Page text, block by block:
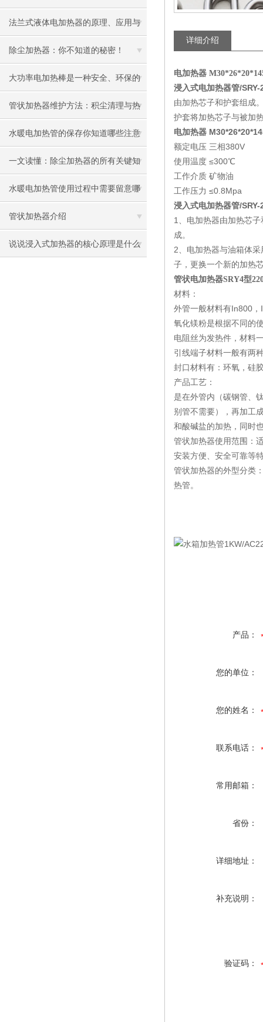
法兰式液体电加热器的原理、应用与
优势
除尘加热器：你不知道的秘密！
大功率电加热棒是一种安全、环保的
加热设备
管状加热器维护方法：积尘清理与热
效率提升技巧
水暖电加热管的保存你知道哪些注意
事项呢
一文读懂：除尘加热器的所有关键知
识
水暖电加热管使用过程中需要留意哪
些地方
管状加热器介绍
说说浸入式加热器的核心原理是什么
详细介绍
电加热器
浸入式电加热器管/
由加热芯子和护套组成
护套将加热芯子与被加
电加热器
额定电压 三相380V
使用温度 ≤300℃
工作介质 矿物油
工作压力 ≤0.8Mpa
浸入式电加热器管/
1、电加热器由加热芯
成。
2、电加热器与油箱体
子，更换一个新的加热
管状电加热器SRY4型
材料：
外管一般材料有In800
氧化镁粉是根据不同的
电阻丝为发热件，材料
引线端子材料一般有两
封口材料有：环氧，硅
产品工艺：
是在外管内（碳钢管、
别管不需要），再加工
和酸碱盐的加热，同时
管状加热器使用范围：
安装方便、安全可靠等
管状加热器的外型分类
热管。
产品：
您的单位：
您的姓名：
联系电话：
常用邮箱：
省份：
详细地址：
补充说明：
验证码：